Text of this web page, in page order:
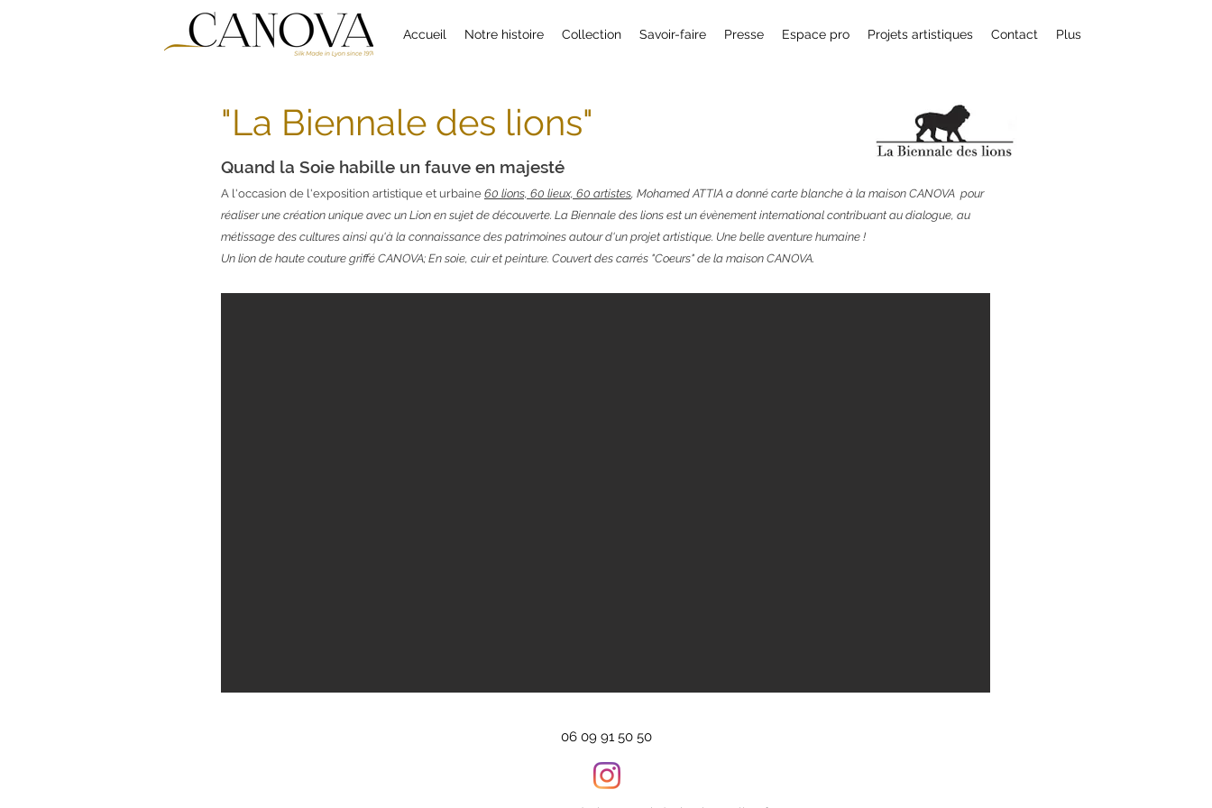
Accueil Notre histoire Collection Savoir-faire Presse Espace pro Projets artistiques Contact Plus
"La Biennale des lions"
Quand la Soie habille un fauve en majesté
A l'occasion de l'exposition artistique et urbaine 60 lions, 60 lieux, 60 artistes, Mohamed ATTIA a donné carte blanche à la maison CANOVA pour
réaliser une création unique avec un Lion en sujet de découverte. La Biennale des lions est un évènement international contribuant au dialogue, au
métissage des cultures ainsi qu'à la connaissance des patrimoines autour d'un projet artistique. Une belle aventure humaine !
Un lion de haute couture griffé CANOVA; En soie, cuir et peinture. Couvert des carrés "Coeurs" de la maison CANOVA.
06 09 91 50 50‬